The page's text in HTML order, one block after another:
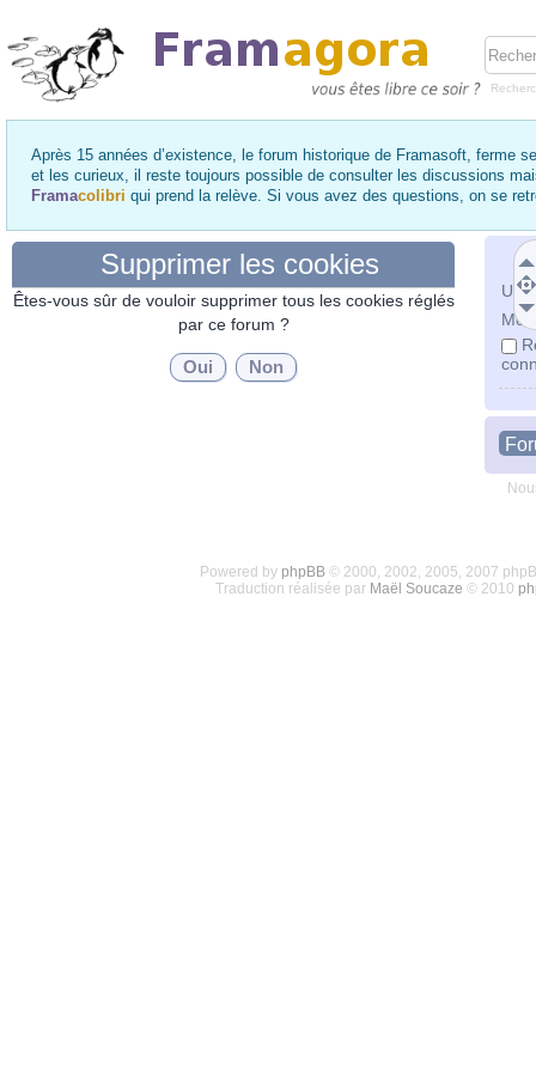
Après 15 années d’existence, le forum historique de Framasoft, ferme
et les curieux, il reste toujours possible de consulter les discussions
Framacolibri qui prend la relève. Si vous avez des questions, on se
Mot
Supprimer les cookies
Êtes-vous sûr de vouloir supprimer tous les cookies réglés
par ce forum ?
Powered by phpBB© 2000, 2002, 2005, 2007
Traduction réalisée par Maël Soucaze © 2010